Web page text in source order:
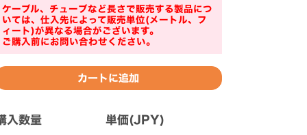
ケーブル、チューブなど長さで販売する製品につ
いては、仕入先によって販売単位(メートル、フ
ィート)が異なる場合がございます。
ご購入前にお問い合わせください。
入数量
単価(JPY)